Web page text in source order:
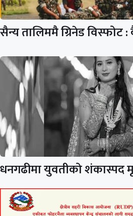
सैन्य तालिममै ग्रिनेड विस्फोट
धनगढीमा युवतीको शंकास्पद